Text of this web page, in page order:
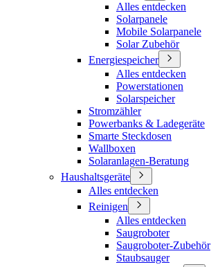
Alles entdecken
Solarpanele
Mobile Solarpanele
Solar Zubehör
Energiespeicher
Alles entdecken
Powerstationen
Solarspeicher
Stromzähler
Powerbanks & Ladegeräte
Smarte Steckdosen
Wallboxen
Solaranlagen-Beratung
Haushaltsgeräte
Alles entdecken
Reinigen
Alles entdecken
Saugroboter
Saugroboter-Zubehör
Staubsauger